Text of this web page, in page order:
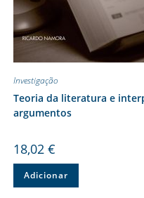
Investigação
Teoria da literatura e
argumentos
18,02 €
Adicionar